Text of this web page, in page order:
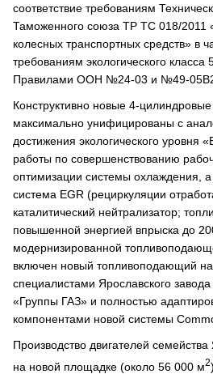
соответствие требованиям
Таможенного союза ТР ТС 018/2011
колесных транспортных средств» в
требованиям экологического
Правилами ООН №24-03 и №49-05В2
Конструктивно новые 4-
максимально унифицированы с
достижения экологического уровня
работы по совершенствованию
оптимизации системы охлаждения,
система EGR (рециркуляции
каталитический нейтрализатор;
повышенной энергией впрыска до
модернизированной
включен новый топливоподающий
специалистами Ярославского
«Группы ГАЗ» и полностью
компонентами новой системы
Производство двигателей
на новой площадке (около 56 000 м2